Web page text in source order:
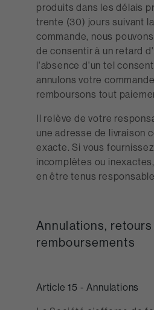
produits dans les délais
trente (30) jours suivant
commande, nous
de consentir à un retard
l'absence d'un tel
annulons votre
remboursons tout
Il relève de votre
une adresse de livraison
exacte. Si vous
incomplètes ou
en être tenus
Annulations,
remboursements
Article 15 - Annulations